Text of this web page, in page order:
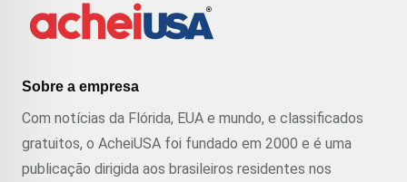
Sobre a empresa
Com notícias da Flórida, EUA e mundo, e classificados
gratuitos, o AcheiUSA foi fundado em 2000 e é uma
publicação dirigida aos brasileiros residentes nos